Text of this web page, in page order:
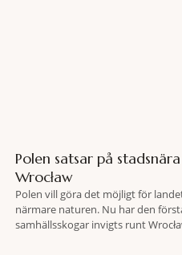
Polen satsar på
Wrocław
Polen vill göra det möjligt för
närmare naturen. Nu har den
samhällsskogar invigts runt